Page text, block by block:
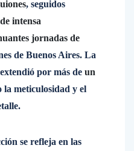
, seguidos
intensa
jornadas de
de Buenos Aires. La
por más de un
la meticulosidad y el
se refleja en las